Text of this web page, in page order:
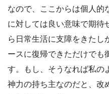
なので、ここからは個人的
に対しては良い意味で期待
ら日常生活に支障をきたし
ースに復帰できただけでも
す。もし、そうなれば私の
神力の持ち主なのだと、改